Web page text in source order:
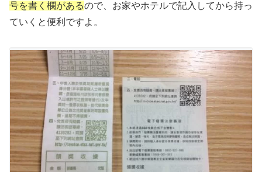
号を書く欄があるので、お家やホテルで記入してから持っ
ていくと便利ですよ。